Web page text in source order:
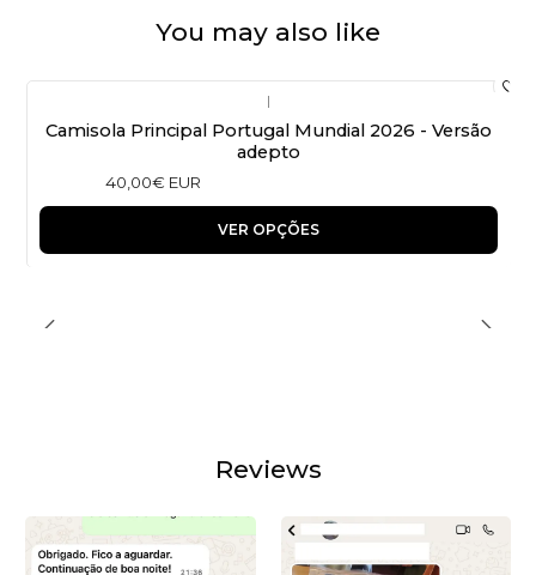
You may also like
|
Camisola Principal Portugal Mundial 2026 - Versão
adepto
40,00€ EUR
VER OPÇÕES
Reviews